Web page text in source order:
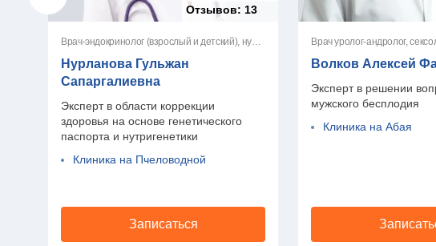
Отзывов: 13
Врач-эндокринолог (взрослый и детский), нутрициолог
Нурланова Гульжан
Сапаргалиевна
Эксперт в области коррекции
здоровья на основе генетического
паспорта и нутригенетики
Клиника на Пчеловодной
Записаться
Врач уролог-андролог,
Волков Алексей
Эксперт в решении
мужского бесплодия
Клиника на Абая